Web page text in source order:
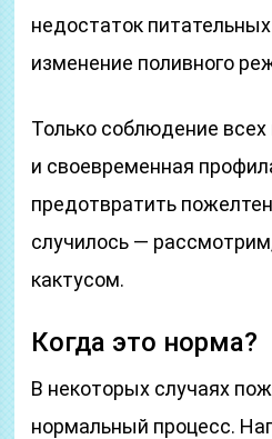
недостаток
изменение поливного
Только соблюдение
и своевременная
предотвратить
случилось —
кактусом.
Когда это норма?
В некоторых случаях
нормальный процесс.